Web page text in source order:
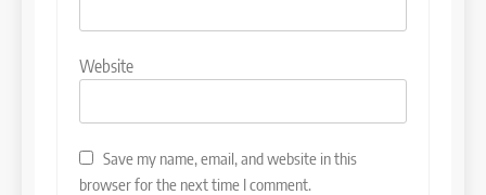
Website
Save my name, email, and website in this
browser for the next time I comment.